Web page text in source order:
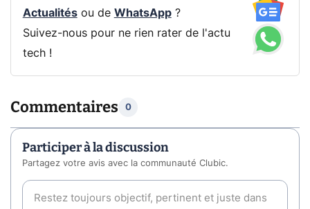
Actualitésou de WhatsApp?
Suivez-nous pour ne rien rater de l'actu
tech !
Commentaires 0
Participer à la discussion
Partagez votre avis avec la communauté Clubic.